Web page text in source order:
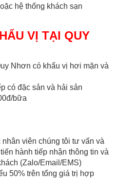
hệ thống khách sạn
VỊ TẠI QUY
Nhơn có khẩu vị hơi mặn và
có đặc sản và hải sản
bữa
viên chúng tôi tư vấn và
hành tiếp nhận thông tin và
(Zalo/Email/EMS)
50% trên tổng giá trị hợp